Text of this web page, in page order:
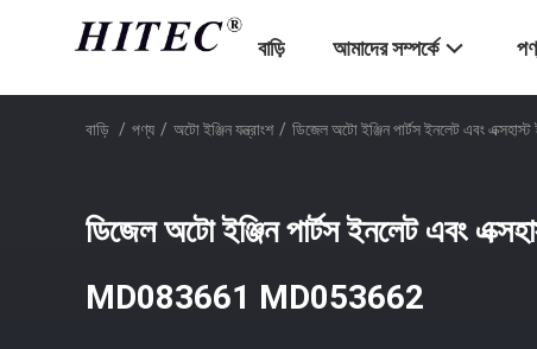
বাড়ি আমাদের সম্পর্কে
বাড়ি / পণ্য / অটো ইঞ্জিন যন্ত্রাংশ / ডিজেল অটো ইঞ্জিন পার্টস ইনলেট এবং
ডিজেল অটো ইঞ্জিন পার্টস ইনলেট এবং
MD083661 MD053662